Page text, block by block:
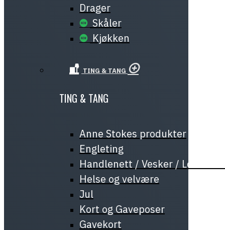
Drager
Skåler
Kjøkken
TING & TANG
TING & TANG
Anne Stokes produkter
Engleting
Handlenett / Vesker /
Helse og velvære
Jul
Kort og Gaveposer
Gavekort